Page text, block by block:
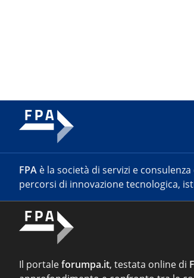
FPA è la società di servizi e consulenza
percorsi di innovazione tecnologica,
Il portaleforumpa.it, testata online di